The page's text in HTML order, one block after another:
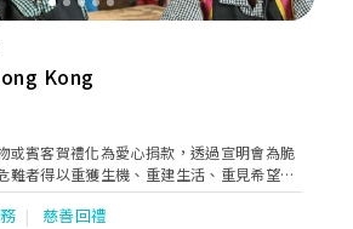
Kong
或賓客賀禮化為愛心捐款，透過宣明會為脆
難者得以重獲生機、重建生活、重見希望！
了心意卡致送給眾賓客，讓他們一同分享助
慈善回禮